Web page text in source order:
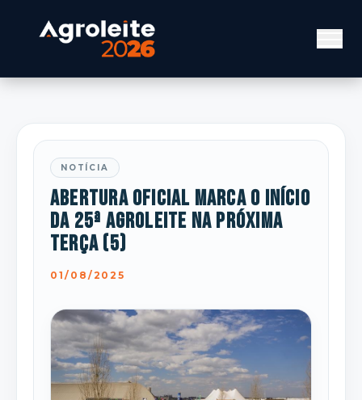
NOTÍCIA
Abertura oficial marca o início
da 25ª Agroleite na próxima
terça (5)
01/08/2025